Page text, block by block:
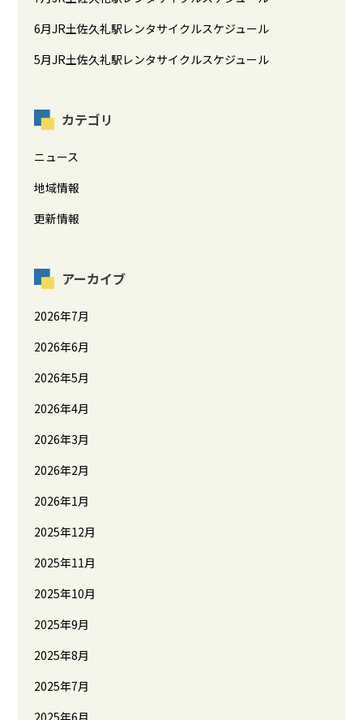
6月JR土佐久礼駅レンタサイクルスケジュール
5月JR土佐久礼駅レンタサイクルスケジュール
カテゴリ
ニュース
地域情報
更新情報
アーカイブ
2026年7月
2026年6月
2026年5月
2026年4月
2026年3月
2026年2月
2026年1月
2025年12月
2025年11月
2025年10月
2025年9月
2025年8月
2025年7月